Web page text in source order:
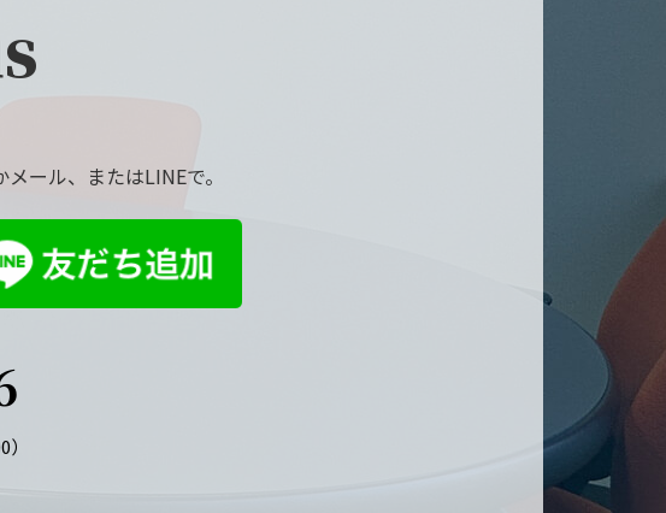
ール、またはLINEで。